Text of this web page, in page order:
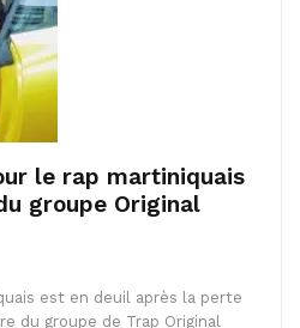
le rap martiniquais
groupe Original
est en deuil après la perte
du groupe de Trap Original